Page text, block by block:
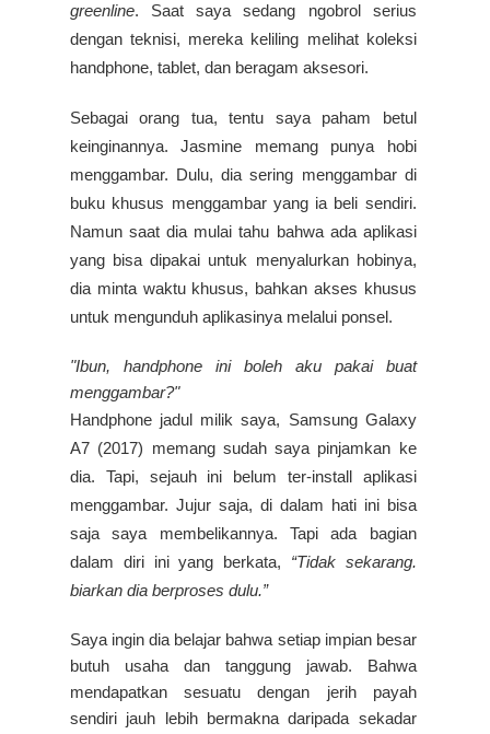
greenline. Saat saya sedang ngobrol serius
dengan teknisi, mereka keliling melihat koleksi
handphone, tablet, dan beragam aksesori.
Sebagai orang tua, tentu saya paham betul
keinginannya. Jasmine memang punya hobi
menggambar. Dulu, dia sering menggambar di
buku khusus menggambar yang ia beli sendiri.
Namun saat dia mulai tahu bahwa ada aplikasi
yang bisa dipakai untuk menyalurkan hobinya,
dia minta waktu khusus, bahkan akses khusus
untuk mengunduh aplikasinya melalui ponsel.
"Ibun, handphone ini boleh aku pakai buat
menggambar?"
Handphone jadul milik saya, Samsung Galaxy
A7 (2017) memang sudah saya pinjamkan ke
dia. Tapi, sejauh ini belum ter-install aplikasi
menggambar. Jujur saja, di dalam hati ini bisa
saja saya membelikannya. Tapi ada bagian
dalam diri ini yang berkata, “Tidak sekarang.
biarkan dia berproses dulu.”
Saya ingin dia belajar bahwa setiap impian besar
butuh usaha dan tanggung jawab. Bahwa
mendapatkan sesuatu dengan jerih payah
sendiri jauh lebih bermakna daripada sekadar